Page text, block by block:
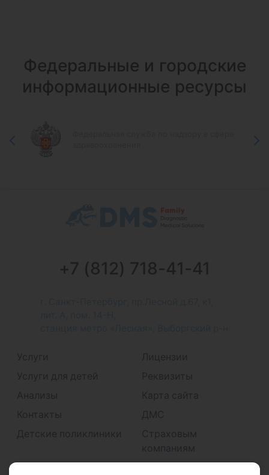
Федеральные и городские
информационные ресурсы
+7 (812) 718-41-41